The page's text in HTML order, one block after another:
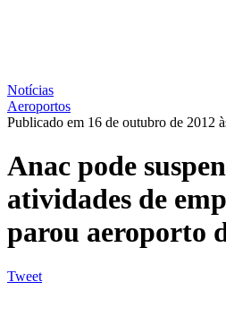
Notícias
Aeroportos
Publicado em 16 de outubro de 2012
Anac pode
atividades de
parou aeroporto
Tweet